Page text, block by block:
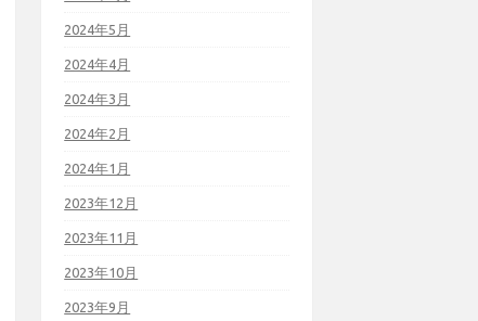
2024年5月
2024年4月
2024年3月
2024年2月
2024年1月
2023年12月
2023年11月
2023年10月
2023年9月